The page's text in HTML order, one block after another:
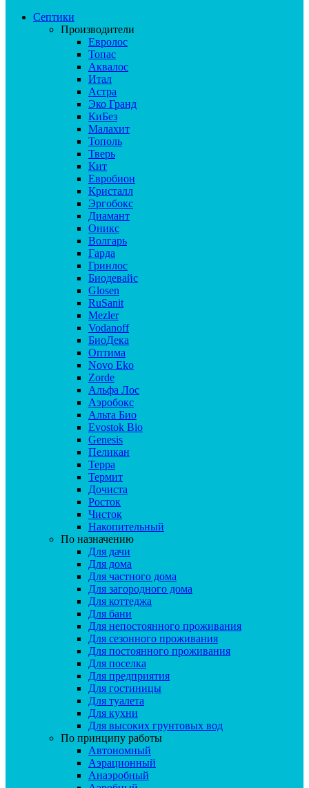
Септики
Производители
Евролос
Топас
Аквалос
Итал
Астра
Эко Гранд
КиБез
Малахит
Тополь
Тверь
Кит
Евробион
Кристалл
Эргобокс
Диамант
Оникс
Волгарь
Гарда
Гринлос
Биодевайс
Glosen
RuSanit
Mezler
Vodanoff
БиоДека
Оптима
Novo Eko
Zorde
Альфа Лос
Аэробокс
Альта Био
Evostok Bio
Genesis
Пеликан
Терра
Термит
Дочиста
Росток
Чисток
Накопительный
По назначению
Для дачи
Для дома
Для частного дома
Для загородного дома
Для коттеджа
Для бани
Для непостоянного проживания
Для сезонного проживания
Для постоянного проживания
Для поселка
Для предприятия
Для гостиницы
Для туалета
Для кухни
Для высоких грунтовых вод
По принципу работы
Автономный
Аэрационный
Анаэробный